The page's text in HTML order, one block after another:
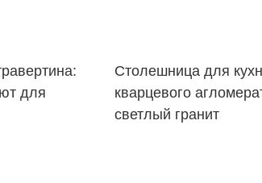
для
Столешница для
кварцевого
светлый гранит